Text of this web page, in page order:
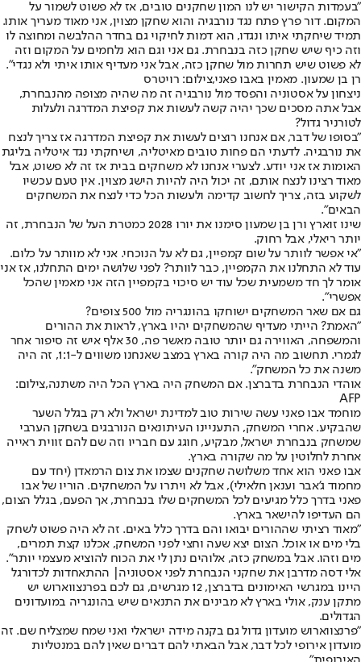
"בעמדות הקישור יש לנו המון שחקנים טובים, אז לא פשוט לשמור על
המקום. דור פרץ פתח נגד נורבגיה והוא שחקן מצוין, אני מאוד מעריך אותו.
תמיד שיחקתי איתו ונגדו, הוא דמות לחיקוי גם בחדר ההלבשה ומחוצה לו
וזה כיף שיש שחקן כזה בנבחרת. גם אני וגם הוא נלחמים על המקום וזה
לא פשוט שיש תחרות מול שחקן כזה, אבל אני מעדיף אותו איתי ולא נגדי".
רן בן שמעון. מאמין באבו פאני,צילום: רויטרס
ניצחון על אסטוניה והפסד מול נורבגיה זה מה שהיה מצופה מהנבחרת,
אבל אתה מסכים שכך יהיה קשה לעשות את קפיצת המדרגה ולעלות
לטורניר גדול?
"בסופו של דבר, אם אנחנו רוצים לעשות את קפיצת המדרגה אז צריך לנצח
את נורבגיה. לדעתי הם פחות טובים מאיטליה, ושיחקתי נגד איטליה בליגת
האומות אז אני יודע. לצערי אנחנו לא משחקים בבית אז זה לא פשוט, אבל
מאוד רצינו לנצח אותם, זה יכול היה להיות הישג מצוין. אין טעם עכשיו
לשקוע בזה, צריך לחשוב קדימה ולעשות הכל כדי לנצח את המשחקים
הבאים".
שינו זוארץ ורן בן שמעון סימנו את יורו 2028 כמטרת העל של הנבחרת, זה
יותר ריאלי, אבל רחוק.
"אי אפשר לוותר על שום קמפיין, גם לא על הנוכחי. אני לא מוותר על כלום.
עוד לא התחלנו את הקמפיין, כבר לוותר? לפני שלושה ימים התחלנו, אז אני
אומר לך חד משמעית שכל עוד יש סיכוי בקמפיין הזה אני מאמין שהכל
אפשרי".
גם אם שאר המשחקים ישוחקו בהונגריה מול 500 צופים?
"האמת? הייתי מעדיף שהמשחקים יהיו בארץ, לראות את ההורים
והמשפחה, האווירה גם יותר טובה מאשר פה, 30 אלף איש זה סיפור אחר
לגמרי. תחשוב מה היה קורה בארץ במצב שאנחנו משווים ל-1:1, זה היה
משנה את כל המשחק".
אוהדי הנבחרת בדברצן. אם המשחק היה בארץ הכל היה משתנה,צילום:
AFP
מוחמד אבו פאני עשה שירות טוב למדינת ישראל ולא רק בגלל השער
שהבקיע. אחרי המשחק, התעניינו העיתונאים הנורבגים בשחקן הערבי
שמשחק בנבחרת ישראל, מבקיע, חוגג עם חבריו וזה שם להם זווית ראייה
אחרת לחלוטין על מה שקורה בארץ.
אבו פאני הוא אחד משלושה שחקנים שצמו את צום הרמאדן (יחד עם
מחמוד ג'אבר וענאן חלאילי), אבל לא ויתרו על המשחקים. הוריו של אבו
פאני בדרך כלל מגיעים לכל המשחקים שלו בנבחרת, אך הפעם, בגלל הצום,
הם העדיפו להישאר בארץ.
"מאוד רציתי שההורים יבואו והם בדרך כלל באים. זה לא היה פשוט לשחק
בלי מים או אוכל. הצום יצא שעה וחצי לפני המשחק, אכלנו קצת תמרים,
מים וזהו. אבל במשחק כזה, אלוהים נתן לי את הכוח להוציא מעצמי יותר".
אלי דסה מדרבן את שחקני הנבחרת לפני אסטוניה| ההתאחדות לכדורגל
היינו במגרשי האימונים בדברצן, 12 מגרשים, גם לכם בפרנצווארוש יש
מתקן ענק, אולי בארץ לא מבינים את התנאים שיש בהונגריה במועדונים
הגדולים.
"פרנצווארוש מועדון גדול גם בקנה מידה ישראלי ואני שמח שמצליח שם. זה
מועדון אירופי לכל דבר, אבל הבאתי להם דברים שאין להם במנטליות